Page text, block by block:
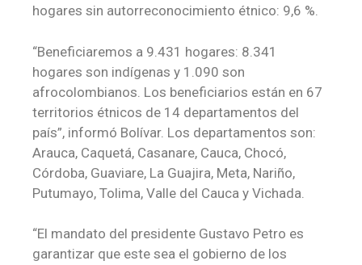
hogares sin autorreconocimiento étnico: 9,6 %.
“Beneficiaremos a 9.431 hogares: 8.341
hogares son indígenas y 1.090 son
afrocolombianos. Los beneficiarios están en 67
territorios étnicos de 14 departamentos del
país”, informó Bolívar. Los departamentos son:
Arauca, Caquetá, Casanare, Cauca, Chocó,
Córdoba, Guaviare, La Guajira, Meta, Nariño,
Putumayo, Tolima, Valle del Cauca y Vichada.
“El mandato del presidente Gustavo Petro es
garantizar que este sea el gobierno de los